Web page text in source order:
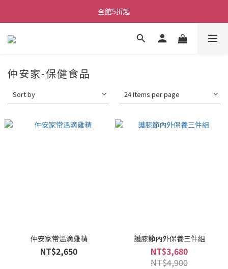
全館5折起
仲安家-保健食品
Sort by 24 Items per page
仲安家常溫滴雞精
NT$2,650
護膝節內外保養三件組
NT$3,680
NT$4,900